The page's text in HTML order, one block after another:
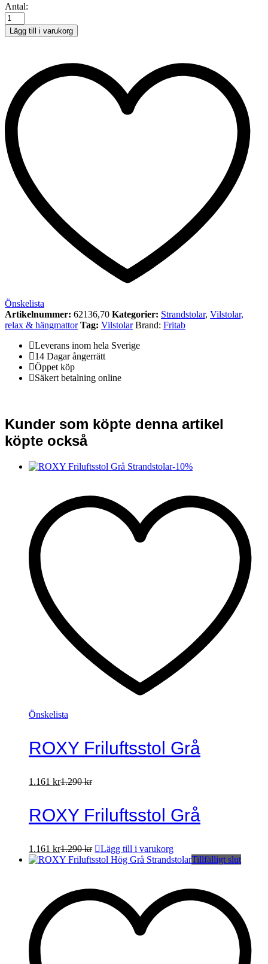
ROXY
Friluftsstol
med
kylväska
Antal:
Lägg till i varukorg
Önskelista
Artikelnummer: 62136,70 Kategorier: Strandstolar, Vilstolar,
relax & hängmattor Tag: Vilstolar Brand: Fritab
Leverans inom hela Sverige
14 Dagar ångerrätt
Öppet köp
Säkert betalning online
Kunder som köpte denna artikel
köpte också
-10%
Önskelista
ROXY Friluftsstol Grå
1.161 kr1.290kr
ROXY Friluftsstol Grå
1.161 kr1.290kr
Lägg till i varukorg
Tillfälligt slut